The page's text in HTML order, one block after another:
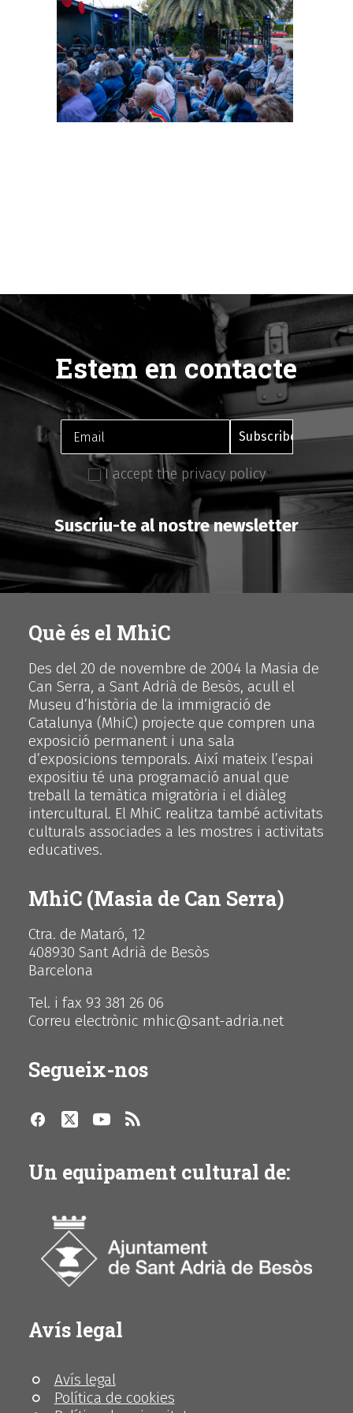
Estem en contacte
I accept the privacy policy
Suscriu-te al nostre newsletter
Què és el MhiC
Des del 20 de novembre de 2004 la Masia de
Can Serra, a Sant Adrià de Besòs, acull el
Museu d’història de la immigració de
Catalunya (MhiC) projecte que compren una
exposició permanent i una sala
d’exposicions temporals. Així mateix l’espai
expositiu té una programació anual que
treball la temàtica migratòria i el diàleg
intercultural. El MhiC realitza també activitats
culturals associades a les mostres i activitats
educatives.
MhiC (Masia de Can Serra)
Ctra. de Mataró, 12
408930 Sant Adrià de Besòs
Barcelona
Tel. i fax 93 381 26 06
Correu electrònic mhic@sant-adria.net
Segueix-nos
Un equipament cultural de:
Avís legal
Avís legal
Política de cookies